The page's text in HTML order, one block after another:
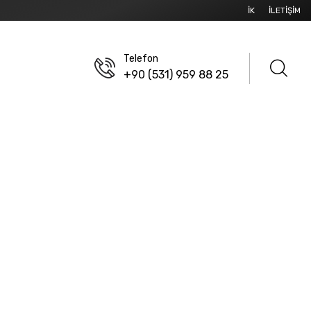
İK İLETIŞIM
Telefon
+90 (531) 959 88 25